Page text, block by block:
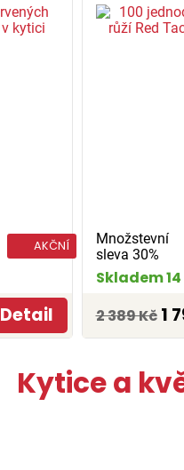
AKČNÍ
Detail
Množstevní
sleva 30%
Skladem
2 389 Kč 1
Kytice a